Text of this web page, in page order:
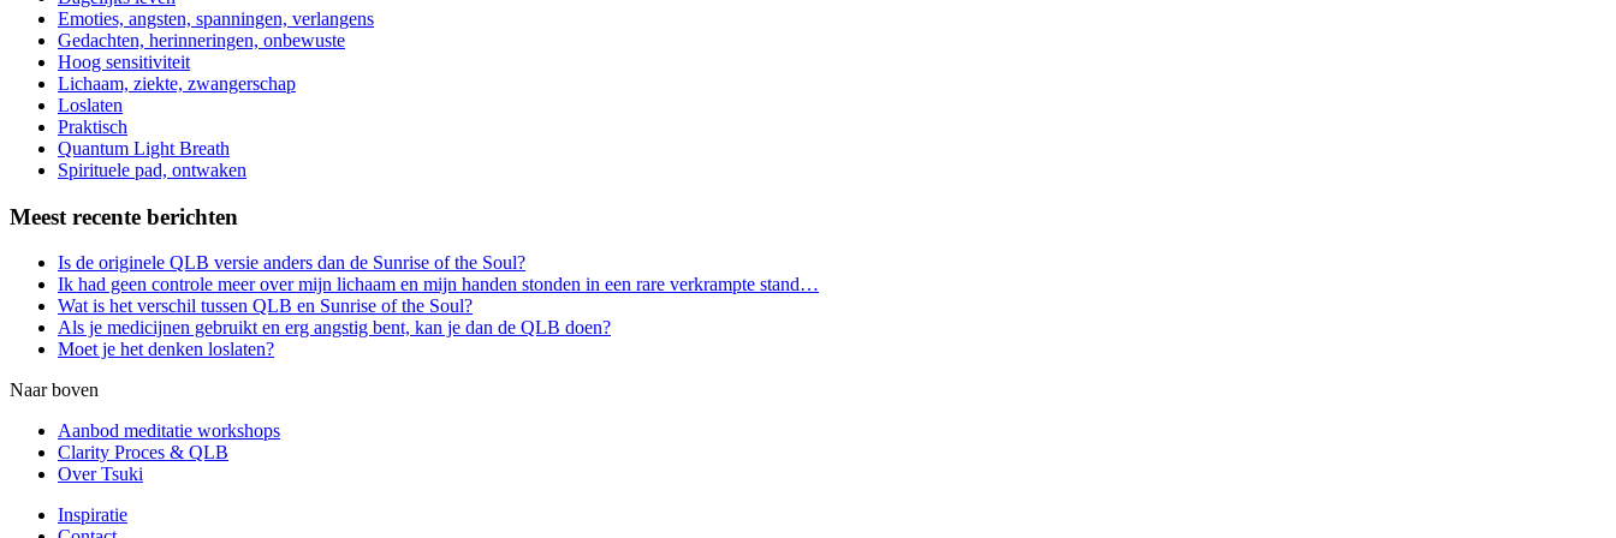
Emoties, angsten, spanningen, verlangens
Gedachten, herinneringen, onbewuste
Hoog sensitiviteit
Lichaam, ziekte, zwangerschap
Loslaten
Praktisch
Quantum Light Breath
Spirituele pad, ontwaken
Meest recente berichten
Is de originele QLB versie anders dan de Sunrise of the Soul?
Ik had geen controle meer over mijn lichaam en mijn handen stonden in een rare verkrampte stand…
Wat is het verschil tussen QLB en Sunrise of the Soul?
Als je medicijnen gebruikt en erg angstig bent, kan je dan de QLB doen?
Moet je het denken loslaten?
Naar boven
Aanbod meditatie workshops
Clarity Proces & QLB
Over Tsuki
Inspiratie